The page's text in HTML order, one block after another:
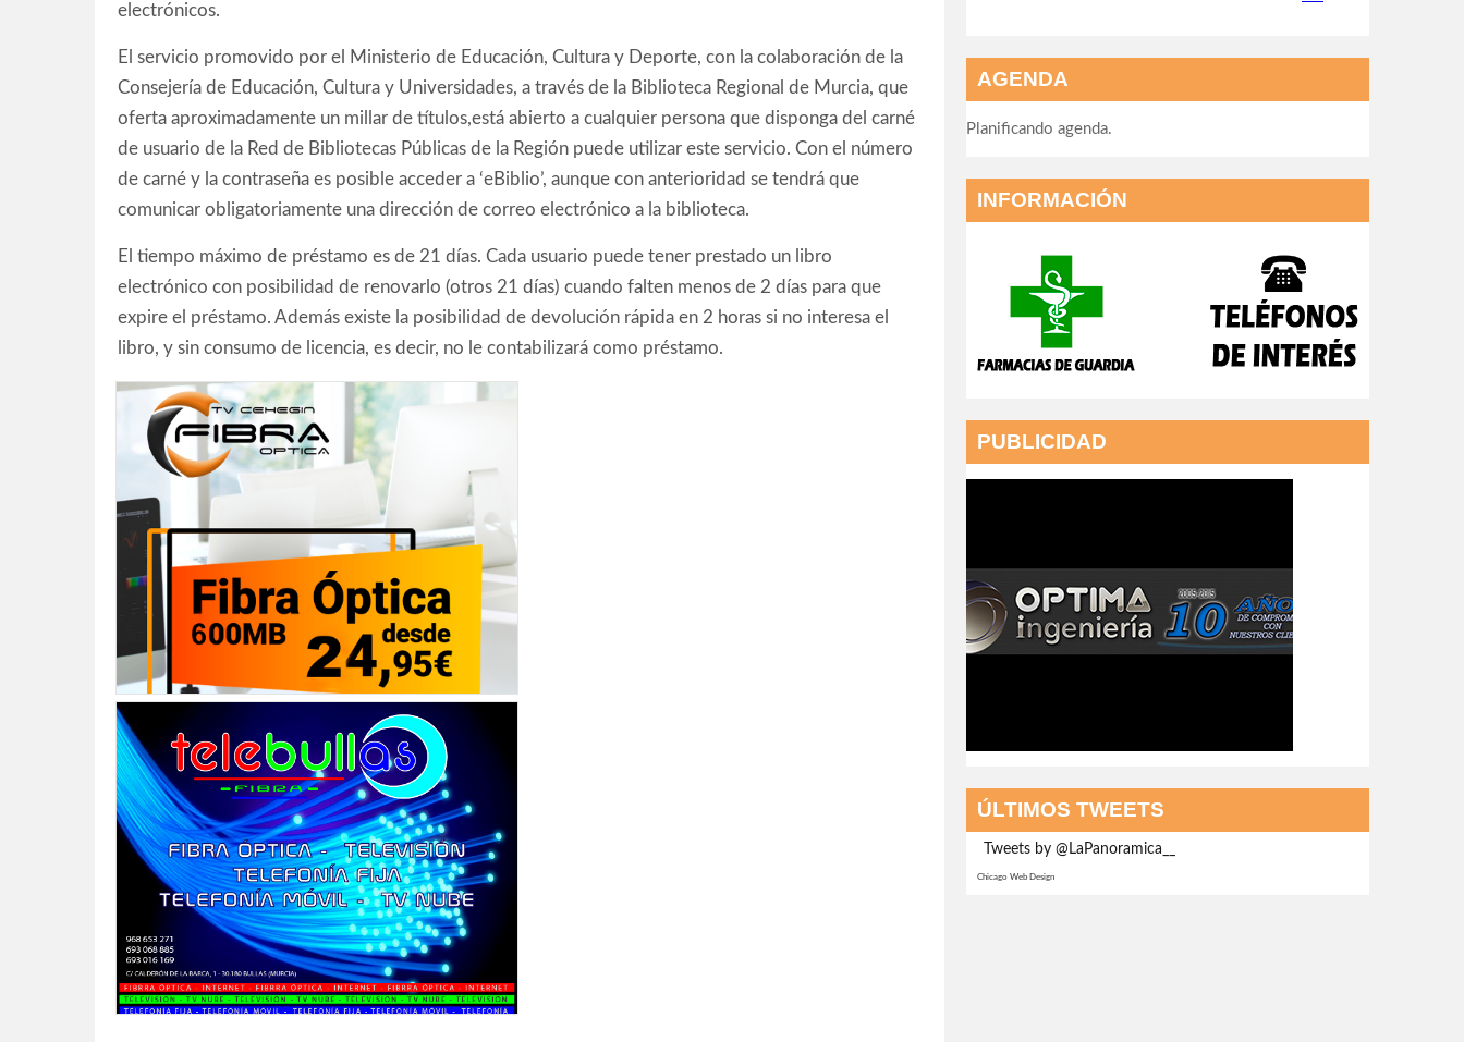
electrónicos.
El servicio promovido por el Ministerio de Educación, Cultura y Deporte, con la colaboración de la
Consejería de Educación, Cultura y Universidades, a través de la Biblioteca Regional de Murcia, que
oferta aproximadamente un millar de títulos,está abierto a cualquier persona que disponga del carné
de usuario de la Red de Bibliotecas Públicas de la Región puede utilizar este servicio. Con el número
de carné y la contraseña es posible acceder a ‘eBiblio’, aunque con anterioridad se tendrá que
comunicar obligatoriamente una dirección de correo electrónico a la biblioteca.
El tiempo máximo de préstamo es de 21 días. Cada usuario puede tener prestado un libro
electrónico con posibilidad de renovarlo (otros 21 días) cuando falten menos de 2 días para que
expire el préstamo. Además existe la posibilidad de devolución rápida en 2 horas si no interesa el
libro, y sin consumo de licencia, es decir, no le contabilizará como préstamo.
AGENDA
Planificando agenda.
INFORMACIÓN
PUBLICIDAD
ÚLTIMOS TWEETS
Tweets by @LaPanoramica__
Chicago Web Design